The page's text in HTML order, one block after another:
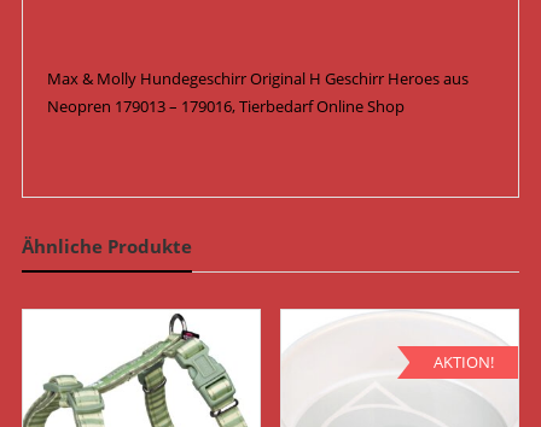
Max & Molly Hundegeschirr Original H Geschirr Heroes aus
Neopren 179013 – 179016, Tierbedarf Online Shop
Ähnliche Produkte
AKTION!